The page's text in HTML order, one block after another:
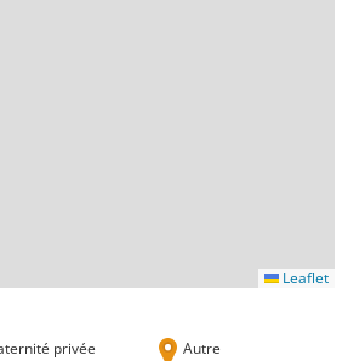
Leaflet
privée Autre